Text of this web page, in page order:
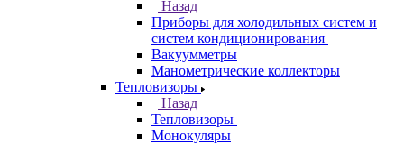
Назад
Приборы для холодильных систем и
систем кондиционирования
Вакуумметры
Манометрические коллекторы
Тепловизоры
Назад
Тепловизоры
Монокуляры